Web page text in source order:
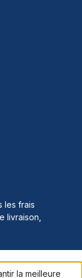
les frais
livraison,
la meilleure